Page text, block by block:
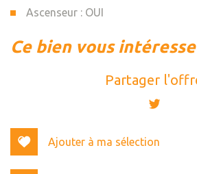
Ascenseur : OUI
la ville de chambéry
ce bien vous intéresse
Partager
Ajouter à ma sélection